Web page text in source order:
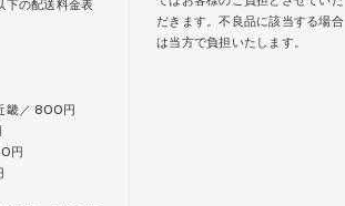
下の配送料金表
畿／ 800円
円
だきます。不良品に該当する場合
は当方で負担いたします。